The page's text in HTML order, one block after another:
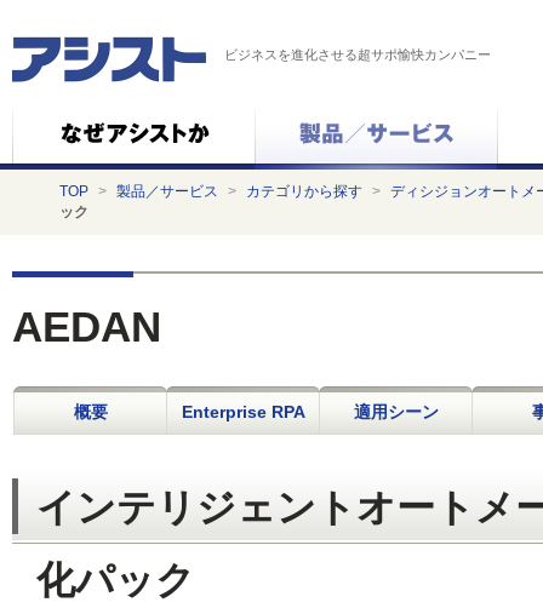
ビジネスを進化させる超サポ愉快カンパニー
TOP > 製品／サービス > カテゴリから探す > ディシジョンオートメ
ック
AEDAN
概要 Enterprise RPA 適用シーン
インテリジェントオートメ
化パック